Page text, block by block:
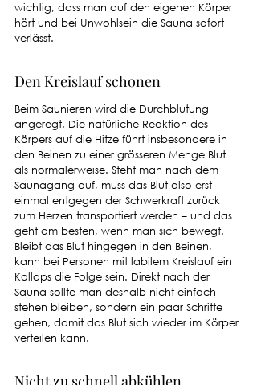
wichtig, dass man auf den eigenen Körper
hört und bei Unwohlsein die Sauna sofort
verlässt.
Den Kreislauf schonen
Beim Saunieren wird die Durchblutung
angeregt. Die natürliche Reaktion des
Körpers auf die Hitze führt insbesondere in
den Beinen zu einer grösseren Menge Blut
als normalerweise. Steht man nach dem
Saunagang auf, muss das Blut also erst
einmal entgegen der Schwerkraft zurück
zum Herzen transportiert werden – und das
geht am besten, wenn man sich bewegt.
Bleibt das Blut hingegen in den Beinen,
kann bei Personen mit labilem Kreislauf ein
Kollaps die Folge sein. Direkt nach der
Sauna sollte man deshalb nicht einfach
stehen bleiben, sondern ein paar Schritte
gehen, damit das Blut sich wieder im Körper
verteilen kann.
Nicht zu schnell abkühlen